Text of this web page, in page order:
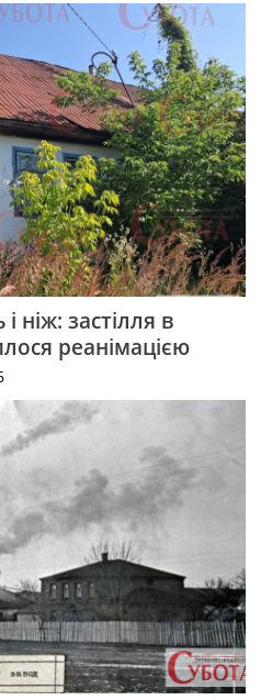
ніж: застілля в
реанімацією